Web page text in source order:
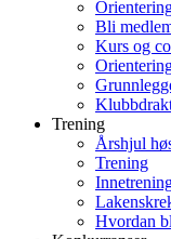
Bli
Kurs og
Trening
Årshjul
Trening
Hvordan